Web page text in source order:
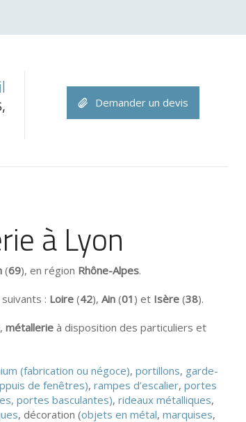
Demander un devis
à Lyon
(69), en région Rhône-Alpes.
: Loire (42),Ain (01 ) et Isère (38).
,métallerie à disposition des particuliers et
(fabrication ou négoce),portillons, garde-
de fenêtres),rampes d’escalier,portes
portes basculantes),rideaux métalliques,
, décoration (objets en métal,marquises,